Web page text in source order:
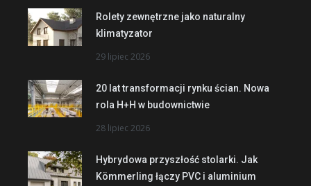
Rolety zewnętrzne jako naturalny
klimatyzator
29 lipiec 2026
20 lat transformacji rynku ścian. Nowa
rola H+H w budownictwie
28 lipiec 2026
Hybrydowa przyszłość stolarki. Jak
Kömmerling łączy PVC i aluminium